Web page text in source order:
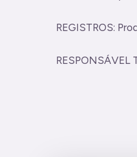
REGISTROS:
RESPONSÁVEL